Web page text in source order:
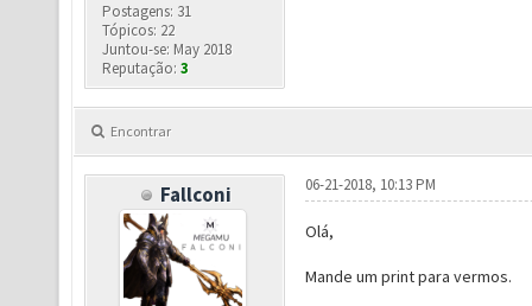
Postagens: 31
Tópicos: 22
Juntou-se: May 2018
Reputação:3
Encontrar
Fallconi 06-21-2018, 10:13 PM
Olá,
Mande um print para vermos.